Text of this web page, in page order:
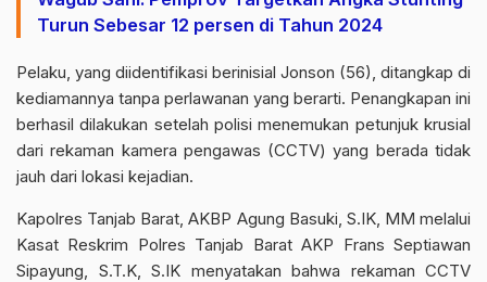
Turun Sebesar 12 persen di Tahun 2024
Pelaku, yang diidentifikasi berinisial Jonson (56), ditangkap di
kediamannya tanpa perlawanan yang berarti. Penangkapan ini
berhasil dilakukan setelah polisi menemukan petunjuk krusial
dari rekaman kamera pengawas (CCTV) yang berada tidak
jauh dari lokasi kejadian.
Kapolres Tanjab Barat, AKBP Agung Basuki, S.IK, MM melalui
Kasat Reskrim Polres Tanjab Barat AKP Frans Septiawan
Sipayung, S.T.K, S.IK menyatakan bahwa rekaman CCTV